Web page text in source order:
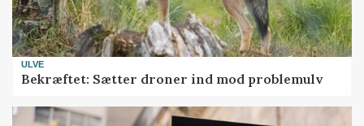
ULVE
Bekræftet: Sætter droner ind mod problemulv